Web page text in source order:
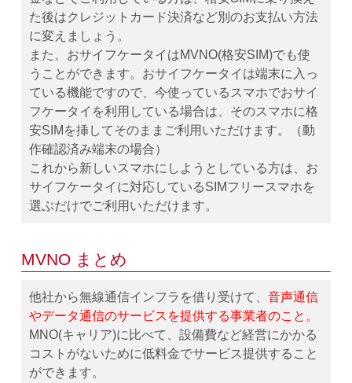
た後はクレジットカード決済など別のお支払い方法
に変えましょう。
また、おサイフケータイはMVNO(格安SIM)でも使
うことができます。おサイフケータイは端末に入っ
ている機能ですので、今使っているスマホでおサイ
フケータイを利用している場合は、そのスマホに格
安SIMを挿してそのままご利用いただけます。（動
作確認済み端末の場合）
これから新しいスマホにしようとしている方は、お
サイフケータイに対応しているSIMフリースマホを
選ぶだけでご利用いただけます。
MVNO まとめ
他社から無線通信インフラを借り受けて、音声通信
やデータ通信のサービスを提供する事業者のこと。
MNO(キャリア)に比べて、設備費など経営にかかる
コストがないために低料金でサービス提供すること
ができます。